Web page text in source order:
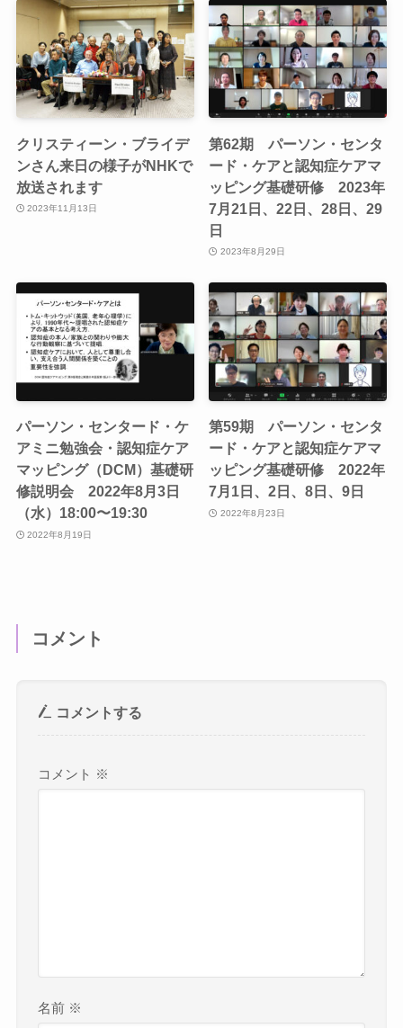
クリスティーン・ブライデ
ンさん来日の様子がNHKで
放送されます
2023年11月13日
第62期 パーソン・センタ
ード・ケアと認知症ケアマ
ッピング基礎研修 2023年
7月21日、22日、28日、29
日
2023年8月29日
パーソン・センタード・ケ
アミニ勉強会・認知症ケア
マッピング（DCM）基礎研
修説明会 2022年8月3日
（水）18:00〜19:30
2022年8月19日
第59期 パーソン・センタ
ード・ケアと認知症ケアマ
ッピング基礎研修 2022年
7月1日、2日、8日、9日
2022年8月23日
コメント
コメントする
コメント ※
名前 ※